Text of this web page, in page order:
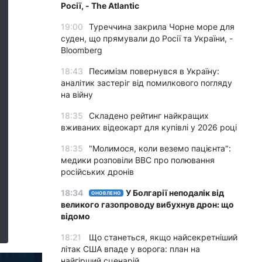
Росії, - The Atlantic
19:00
Туреччина закрила Чорне море для
суден, що прямували до Росії та України, -
Bloomberg
18:43
Песимізм повернувся в Україну:
аналітик застеріг від помилкового погляду
на війну
18:35
Складено рейтинг найкращих
вживаних відеокарт для купівлі у 2026 році
18:35
"Молимося, коли веземо пацієнта":
медики розповіли BBC про полювання
російських дронів
18:34 ОНОВЛЕНО
У Болгарії неподалік від
великого газопроводу вибухнув дрон: що
відомо
18:21
Що станеться, якщо найсекретніший
літак США впаде у ворога: план на